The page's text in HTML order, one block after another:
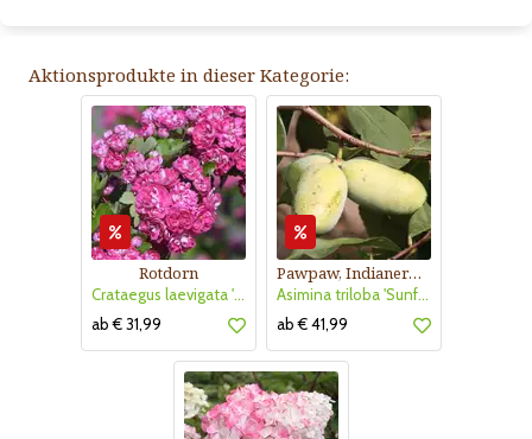
Aktionsprodukte in dieser Kategorie:
Rotdorn
Crataegus laevigata 'Pauls Scarlet'
ab € 31,99
Pawpaw, Indianerbanane
Asimina triloba 'Sunflower'
ab € 41,99